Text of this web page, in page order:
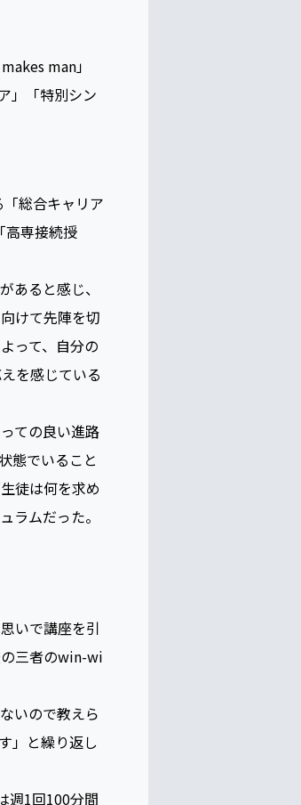
man」
」「特別シン
総合キャリア
専接続授
あると感じ、
けて先陣を切
って、自分の
を感じている
ての良い進路
態でいること
徒は何を求め
いで講座を引
三者のwin-wi
いので教えら
と繰り返し